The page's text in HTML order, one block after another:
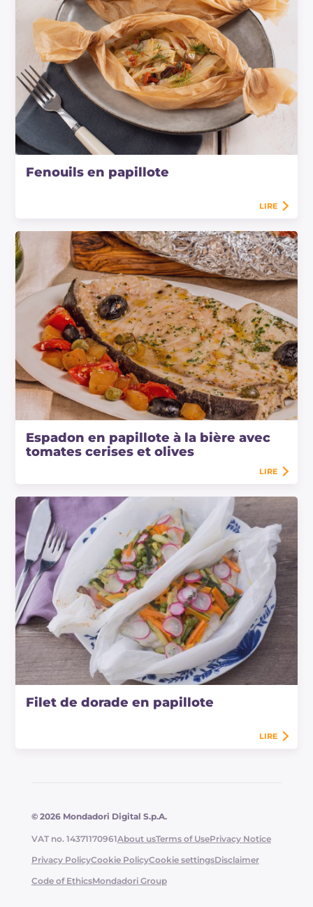
Fenouils en papillote
LIRE
Espadon en papillote à la bière avec
tomates cerises et olives
LIRE
Filet de dorade en papillote
LIRE
© 2026 Mondadori Digital S.p.A.
VAT no. 14371170961About usTerms of UsePrivacy Notice
Privacy PolicyCookie PolicyCookie settingsDisclaimer
Code of EthicsMondadori Group